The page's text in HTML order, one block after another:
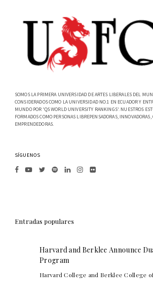
SOMOS LA PRIMERA UNIVERSIDAD DE ARTES LIBERALES DEL
CONSIDERADOS COMO LA UNIVERSIDAD NO.1 EN ECUADOR Y
MUNDO POR 'QS WORLD UNIVERSITY RANKINGS'. NUESTROS
FORMADOS COMO PERSONAS LIBREPENSADORAS, INNOVADORAS,
EMPRENDEDORAS.
SÍGUENOS
Entradas populares
Harvard and Berklee Announce
Program
Harvard College and Berklee College